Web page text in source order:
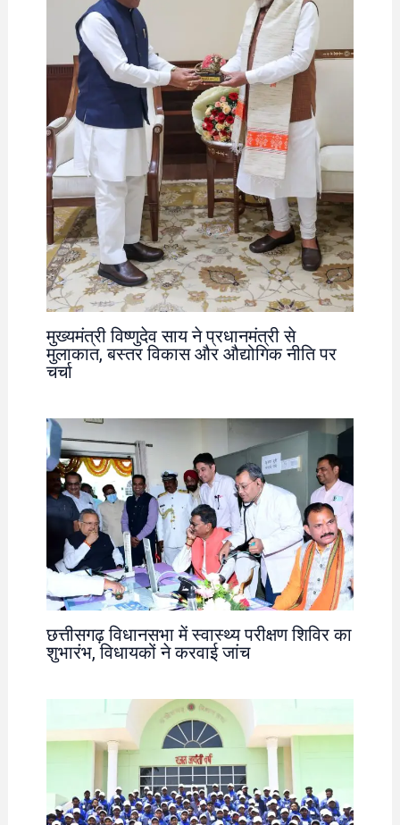
मुख्यमंत्री विष्णुदेव साय ने प्रधानमंत्री से
मुलाकात, बस्तर विकास और औद्योगिक नीति पर
चर्चा
छत्तीसगढ़ विधानसभा में स्वास्थ्य परीक्षण शिविर का
शुभारंभ, विधायकों ने करवाई जांच